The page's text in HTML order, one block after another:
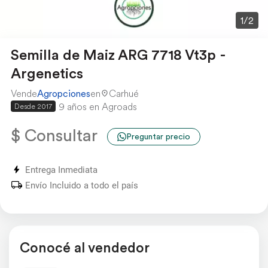
1/2
Semilla de Maiz ARG 7718 Vt3p -
Argenetics
VendeAgropcionesen Carhué
Desde 2017 9 años en Agroads
$ Consultar Preguntar precio
Entrega Inmediata
Envío Incluido a todo el país
Conocé al vendedor